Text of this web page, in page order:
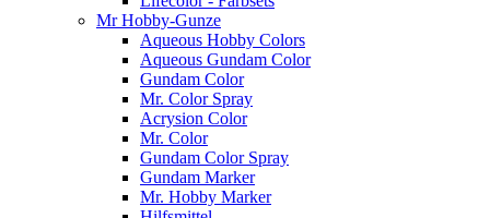
Mr Hobby-Gunze
Aqueous Hobby Colors
Aqueous Gundam Color
Gundam Color
Mr. Color Spray
Acrysion Color
Mr. Color
Gundam Color Spray
Gundam Marker
Mr. Hobby Marker